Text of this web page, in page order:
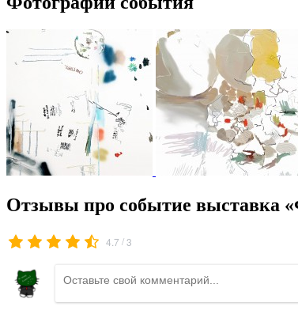
Отзывы про событие выставка
4.7 /3